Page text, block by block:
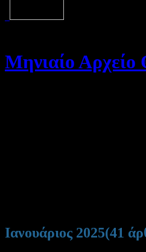
Μηνιαίο
Ιανουάριος 2025(41